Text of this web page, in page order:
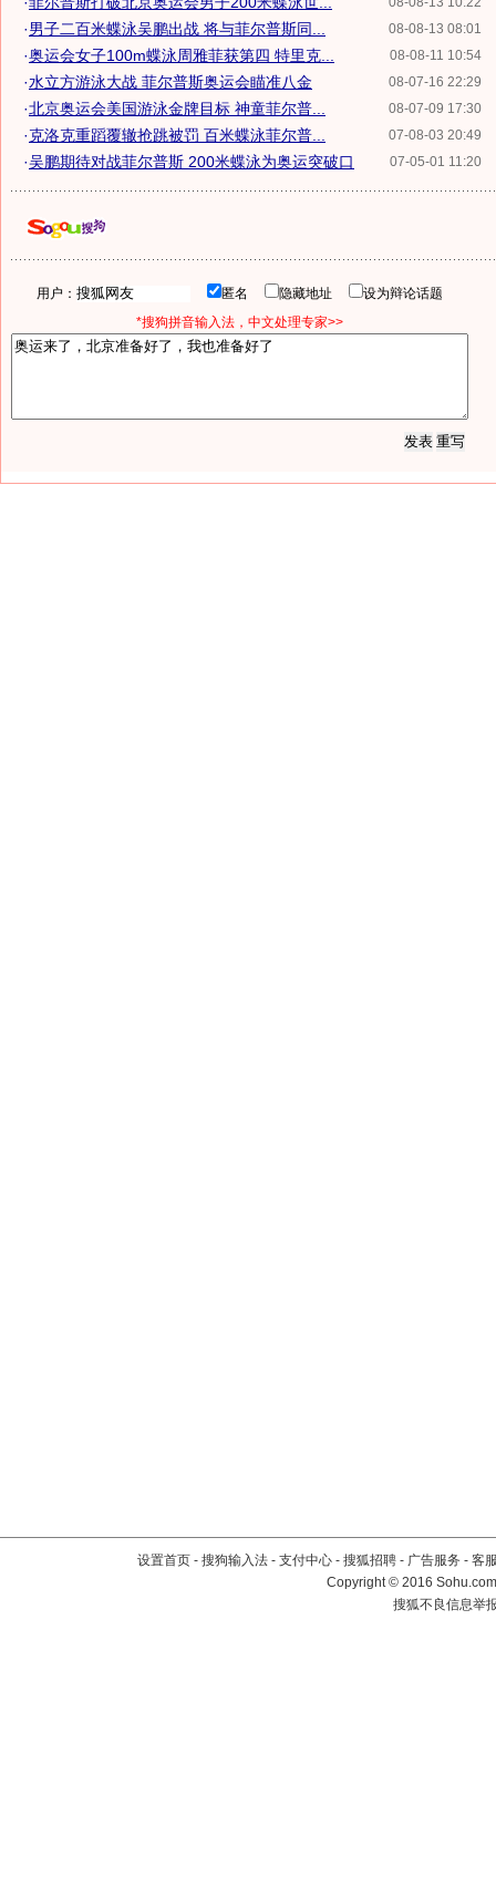
08-08-13 08:01
·男子二百米蝶泳吴鹏出战 将与菲尔普斯同...
08-08-11 10:54
·奥运会女子100m蝶泳周雅菲获第四 特里克...
08-07-16 22:29
·水立方游泳大战 菲尔普斯奥运会瞄准八金
08-07-09 17:30
·北京奥运会美国游泳金牌目标 神童菲尔普...
07-08-03 20:49
·克洛克重蹈覆辙抢跳被罚 百米蝶泳菲尔普...
07-05-01 11:20
·吴鹏期待对战菲尔普斯 200米蝶泳为奥运突破口
用户： 匿名 隐藏地址
设为辩论话题
*搜狗拼音输入法，中文处理专家>>
设置首页 - 搜狗输入法 - 支付中心 - 搜狐招聘 - 广告服务 - 客
Copyright©2016
搜狐不良信息举